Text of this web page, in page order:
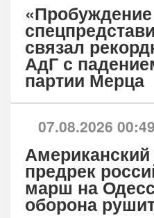
связал
АдГ с
партии Мерца
07.08.2026 00:49
предрек
марш на
оборона